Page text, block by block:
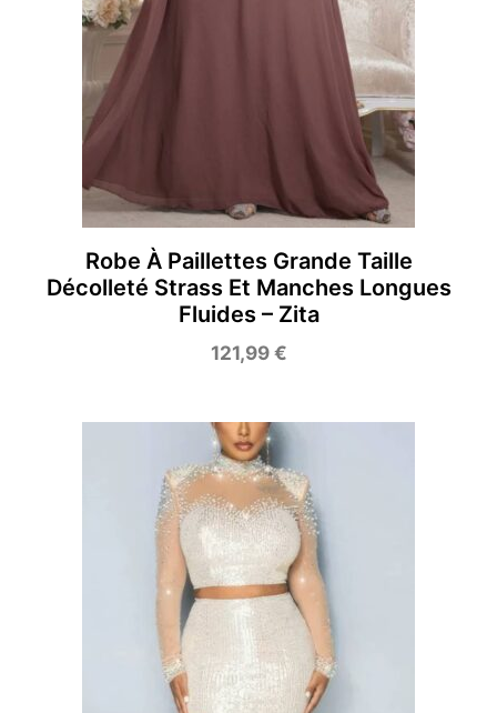
Robe À Paillettes Grande Taille
Décolleté Strass Et Manches Longues
Fluides – Zita
121,99€